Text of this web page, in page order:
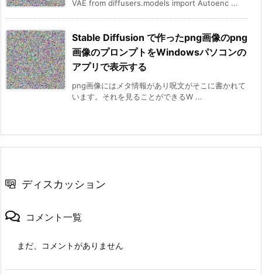
VAE from diffusers.models import Autoenc ...
Stable Diffusion で作ったpng画像のpng
画像のプロンプトをWindowsパソコンの
アプリで表示する
png画像にはメタ情報があり呪文がそこに書かれて
います。それを見ることができるW ...
ディスカッション
コメント一覧
まだ、コメントがありません